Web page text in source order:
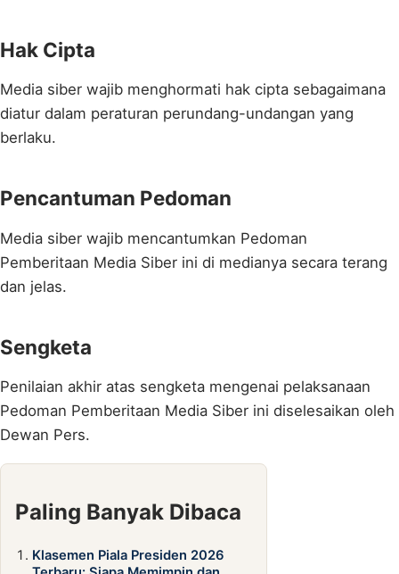
Hak Cipta
Media siber wajib menghormati hak cipta sebagaimana
diatur dalam peraturan perundang-undangan yang
berlaku.
Pencantuman Pedoman
Media siber wajib mencantumkan Pedoman
Pemberitaan Media Siber ini di medianya secara terang
dan jelas.
Sengketa
Penilaian akhir atas sengketa mengenai pelaksanaan
Pedoman Pemberitaan Media Siber ini diselesaikan oleh
Dewan Pers.
Paling Banyak Dibaca
Klasemen Piala Presiden 2026